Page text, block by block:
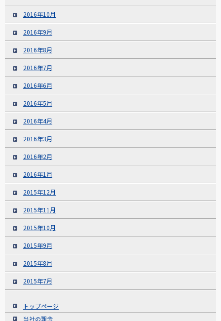
2016年10月
2016年9月
2016年8月
2016年7月
2016年6月
2016年5月
2016年4月
2016年3月
2016年2月
2016年1月
2015年12月
2015年11月
2015年10月
2015年9月
2015年8月
2015年7月
トップページ
当社の理念